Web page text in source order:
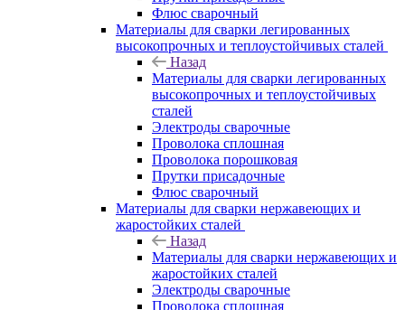
Флюс сварочный
Материалы для сварки легированных
высокопрочных и теплоустойчивых сталей
Назад
Материалы для сварки легированных
высокопрочных и теплоустойчивых
сталей
Электроды сварочные
Проволока сплошная
Проволока порошковая
Прутки присадочные
Флюс сварочный
Материалы для сварки нержавеющих и
жаростойких сталей
Назад
Материалы для сварки нержавеющих и
жаростойких сталей
Электроды сварочные
Проволока сплошная